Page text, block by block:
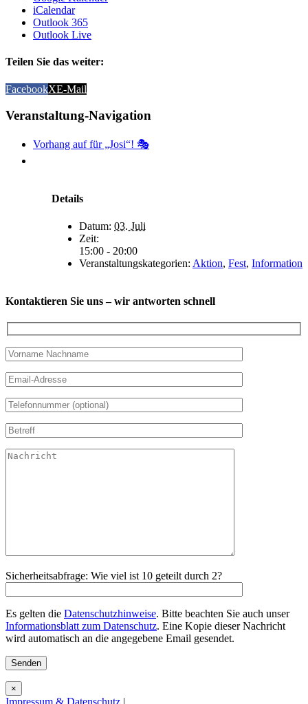
iCalendar
Outlook 365
Outlook Live
Teilen Sie das weiter:
FacebookXE-Mail
Veranstaltung-Navigation
Vorhang auf für „Josi“! 🎭
Details
Datum: 03. Juli
Zeit:
15:00 - 20:00
Veranstaltungskategorien: Aktion, Fest, Information
Kontaktieren Sie uns – wir antworten schnell
Sicherheitsabfrage: Wie viel ist 10 geteilt durch 2?
Es gelten die Datenschutzhinweise. Bitte beachten Sie auch unser
Informationsblatt zum Datenschutz. Eine Kopie dieser Nachricht
wird automatisch an die angegebene Email gesendet.
×
Impressum & Datenschutz |